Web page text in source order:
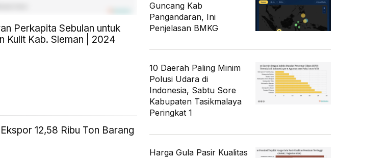
Perkapita Sebulan untuk
Kulit Kab. Sleman | 2024
12,58 Ribu Ton Barang
Guncang Kab
Pangandaran, Ini
Penjelasan BMKG
10 Daerah Paling Minim
Polusi Udara di
Indonesia, Sabtu Sore
Kabupaten Tasikmalaya
Peringkat 1
Harga Gula Pasir Kualitas